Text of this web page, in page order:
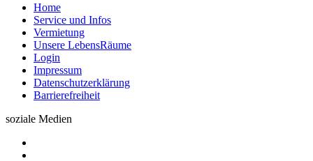
Home
Service und Infos
Vermietung
Unsere LebensRäume
Login
Impressum
Datenschutzerklärung
Barrierefreiheit
soziale Medien